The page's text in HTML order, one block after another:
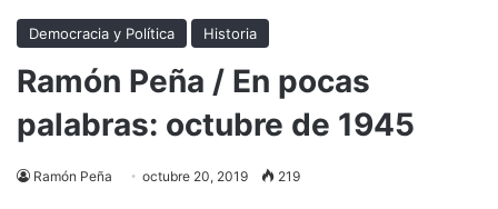
Democracia y Política Historia
Ramón Peña / En pocas
palabras: octubre de 1945
Ramón Peña octubre 20, 2019 219